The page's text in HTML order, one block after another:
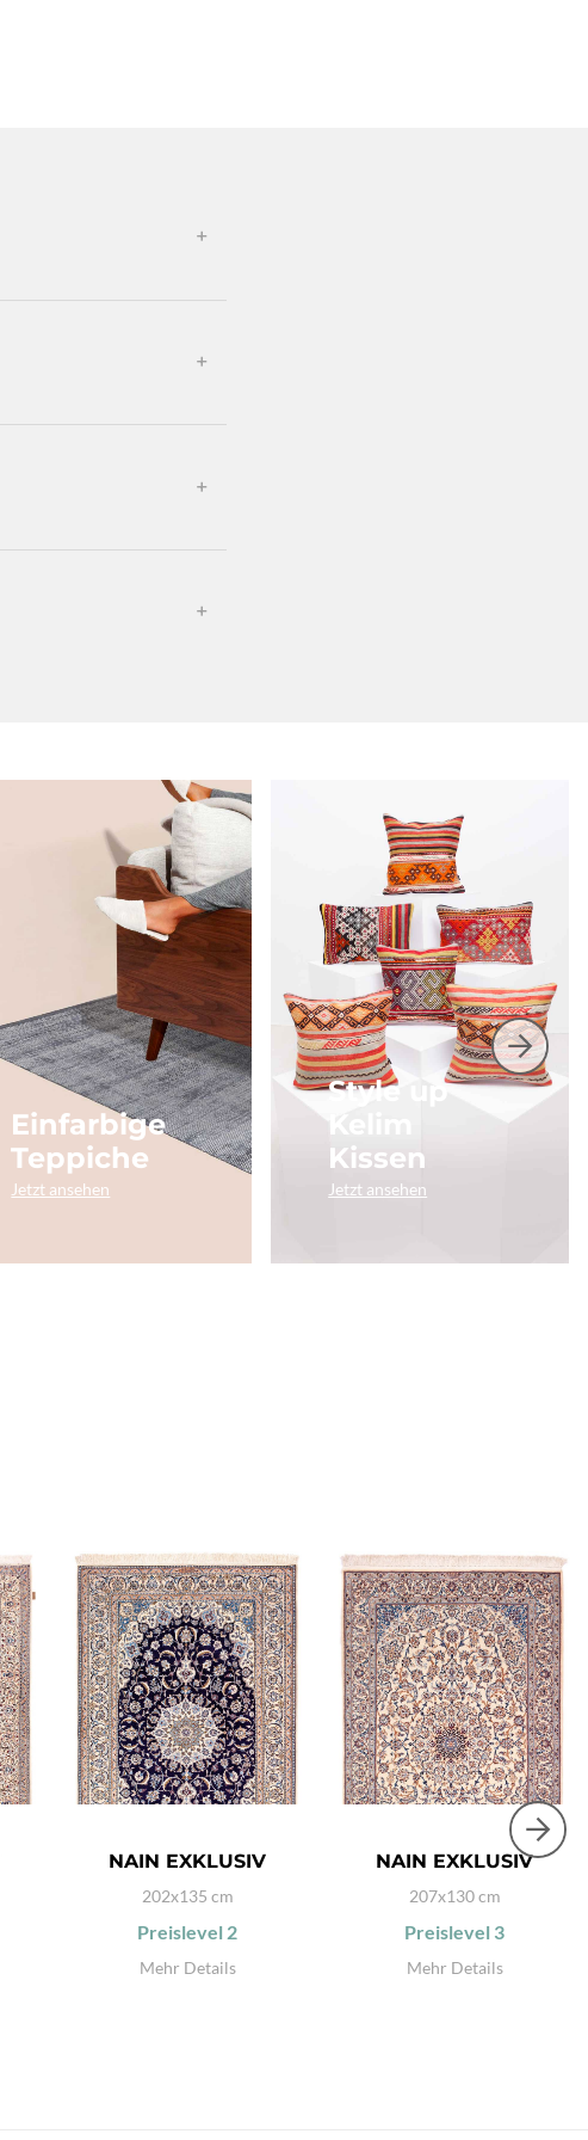
Einfarbige
Teppiche
Jetzt ansehen
Style up
Kelim
Kissen
Jetzt ansehen
NAIN EXKLUSIV
202x135 cm
Preislevel 2
Mehr Details
NAIN EXKLUSIV
207x130 cm
Preislevel 3
Mehr Details